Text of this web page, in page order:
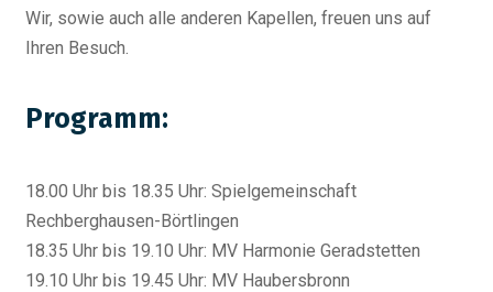
Wir, sowie auch alle anderen Kapellen, freuen uns auf
Ihren Besuch.
Programm:
18.00 Uhr bis 18.35 Uhr: Spielgemeinschaft
Rechberghausen-Börtlingen
18.35 Uhr bis 19.10 Uhr: MV Harmonie Geradstetten
19.10 Uhr bis 19.45 Uhr: MV Haubersbronn